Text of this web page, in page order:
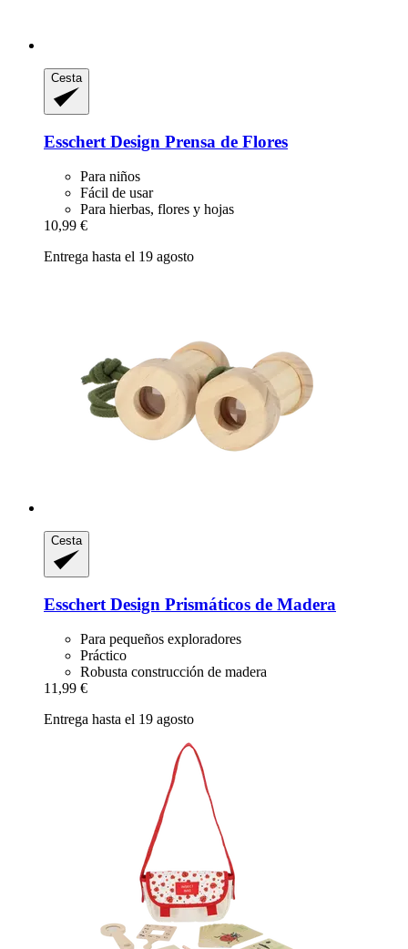
Cesta
Esschert Design Prensa de Flores
Para niños
Fácil de usar
Para hierbas, flores y hojas
10,99 €
Entrega hasta el 19 agosto
Cesta
Esschert Design Prismáticos de Madera
Para pequeños exploradores
Práctico
Robusta construcción de madera
11,99 €
Entrega hasta el 19 agosto